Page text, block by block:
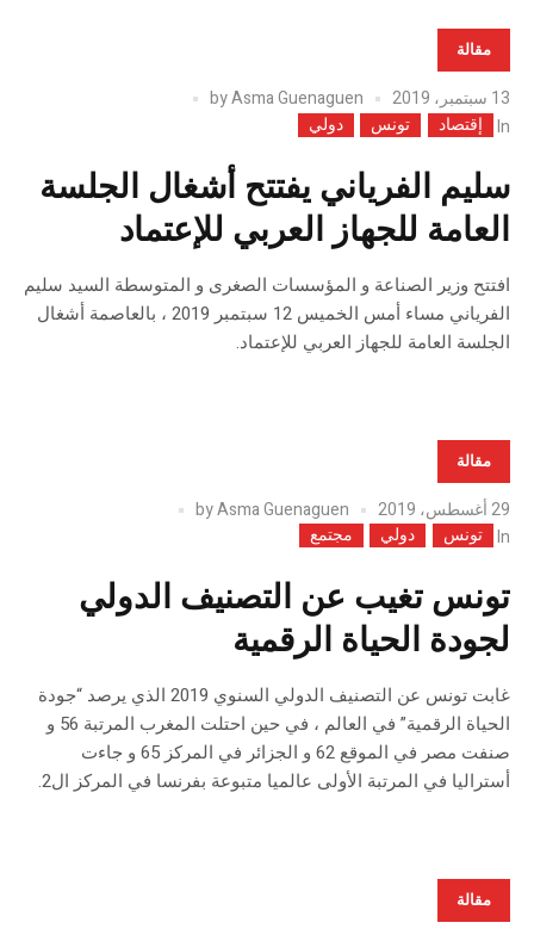
مقالة
13 سبتمبر، 2019 byAsma Guenaguen
In
إقتصاد تونس دولي
سليم الفرياني يفتتح أشغال الجلسة
العامة للجهاز العربي للإعتماد
افتتح وزير الصناعة و المؤسسات الصغرى و المتوسطة السيد سليم
الفرياني مساء أمس الخميس 12 سبتمبر 2019 ، بالعاصمة أشغال
الجلسة العامة للجهاز العربي للإعتماد.
مقالة
29 أغسطس، 2019 byAsma Guenaguen
In تونس دولي مجتمع
تونس تغيب عن التصنيف الدولي
لجودة الحياة الرقمية
غابت تونس عن التصنيف الدولي السنوي 2019 الذي يرصد “جودة
الحياة الرقمية” في العالم ، في حين احتلت المغرب المرتبة 56 و
صنفت مصر في الموقع 62 و الجزائر في المركز 65 و جاءت
أستراليا في المرتبة الأولى عالميا متبوعة بفرنسا في المركز ال2.
مقالة